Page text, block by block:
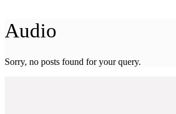
Audio
Sorry, no posts found for your query.